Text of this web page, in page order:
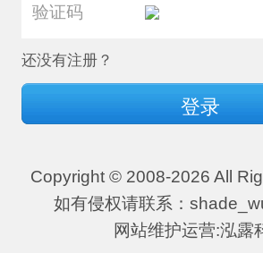
还没有注册？
登录
Copyright © 2008-2026 All
如有侵权请联系：
网站维护运营:泓露